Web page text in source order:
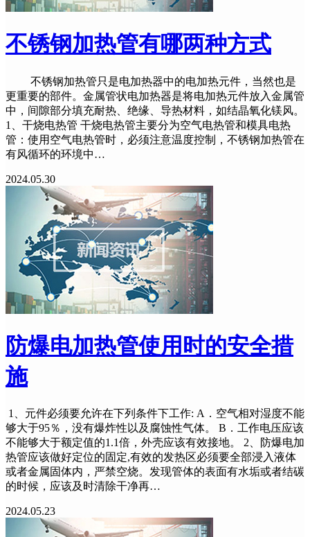
不锈钢加热管有哪两种方式
不锈钢加热管只是电加热器中的电加热元件，当然也是
更重要的部件。金属管状电加热器是将电加热元件放入金属管
中，间隙部分填充耐热、绝缘、导热材料，如结晶氧化镁风。
1、干烧电热管 干烧电热管主要分为空气电热管和模具电热
管：使用空气电热管时，必须注意温度控制，不锈钢加热管在
有风循环的环境中…
2024.05.30
防爆电加热管使用时的安全措
施
1、元件必须要允许在下列条件下工作: A．空气相对湿度不能
够大于95％，没有爆炸性以及腐蚀性气体。 B．工作电压应该
不能够大于额定值的1.1倍，外壳应该有效接地。 2、防爆电加
热管应该做好定位的固定,有效的发热区必须要全部浸入液体
或者金属固体内，严禁空烧。发现管体的表面有水垢或者结碳
的时候，应该及时清除干净再…
2024.05.23